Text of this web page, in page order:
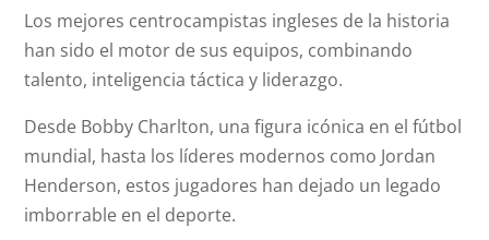
Los mejores centrocampistas ingleses de la historia
han sido el motor de sus equipos, combinando
talento, inteligencia táctica y liderazgo.
Desde Bobby Charlton, una figura icónica en el fútbol
mundial, hasta los líderes modernos como Jordan
Henderson, estos jugadores han dejado un legado
imborrable en el deporte.